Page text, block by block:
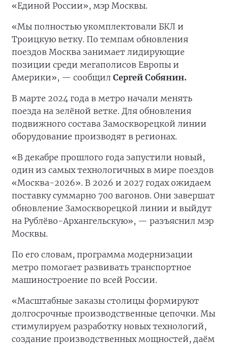
«Единой России», мэр Москвы.
«Мы полностью укомплектовали БКЛ и
Троицкую ветку. По темпам обновления
поездов Москва занимает лидирующие
позиции среди мегаполисов Европы и
Америки», — сообщил Сергей Собянин.
В марте 2024 года в метро начали менять
поезда на зелёной ветке. Для обновления
подвижного состава Замоскворецкой линии
оборудование производят в регионах.
«В декабре прошлого года запустили новый,
один из самых технологичных в мире поездов
«Москва-2026». В 2026 и 2027 годах ожидаем
поставку суммарно 700 вагонов. Они завершат
обновление Замоскворецкой линии и выйдут
на Рублёво-Архангельскую», — разъяснил мэр
Москвы.
По его словам, программа модернизации
метро помогает развивать транспортное
машиностроение по всей России.
«Масштабные заказы столицы формируют
долгосрочные производственные цепочки. Мы
стимулируем разработку новых технологий,
создание производственных мощностей, даём